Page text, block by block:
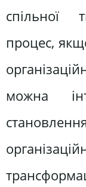
спільної
процес,
можна